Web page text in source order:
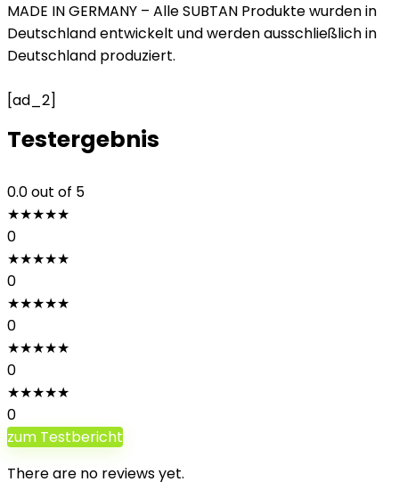
MADE IN GERMANY – Alle SUBTAN Produkte wurden in
Deutschland entwickelt und werden ausschließlich in
Deutschland produziert.
[ad_2]
Testergebnis
0.0out of 5
★★★★★
0
★★★★★
0
★★★★★
0
★★★★★
0
★★★★★
0
zum Testbericht
There are no reviews yet.